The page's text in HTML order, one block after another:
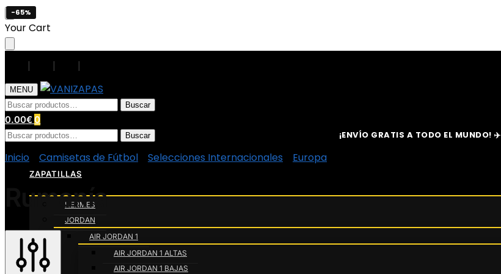
Skip
to
navigation
Skip
to
content
Your Cart
| | |
MENU
Buscar
por:
Buscar
0.00€ 0
Buscar
Buscar
ZAPATILLAS
HERMES
JORDAN
AIR JORDAN 1
AIR JORDAN 1 ALTAS
AIR JORDAN 1 BAJAS
¡ENVÍO GRATIS A TODO EL MUNDO! ✈️
Inicio Camisetas de Fútbol Selecciones Internacionales Europa
Rumanía
-65%